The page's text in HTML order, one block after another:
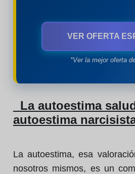
VER OFERTA
*Ver la mejor oferta
La autoestima
autoestima
La autoestima, esa
nosotros mismos, es un